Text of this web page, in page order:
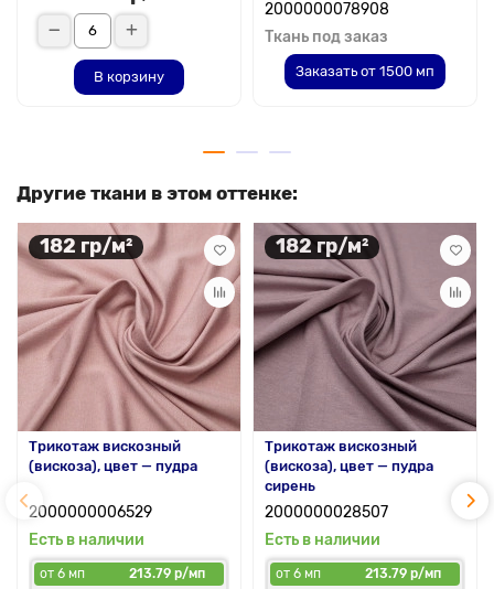
В корзину
2000000078908
Ткань под заказ
Заказать от 1500 мп
Другие ткани в этом оттенке:
182 гр/м²
Трикотаж вискозный
(вискоза), цвет — пудра
2000000006529
Есть в наличии
от 6 мп
213.79 р/мп
182 гр/м²
Трикотаж вискозный
(вискоза), цвет — пудра
сирень
2000000028507
Есть в наличии
от 6 мп
213.79 р/мп